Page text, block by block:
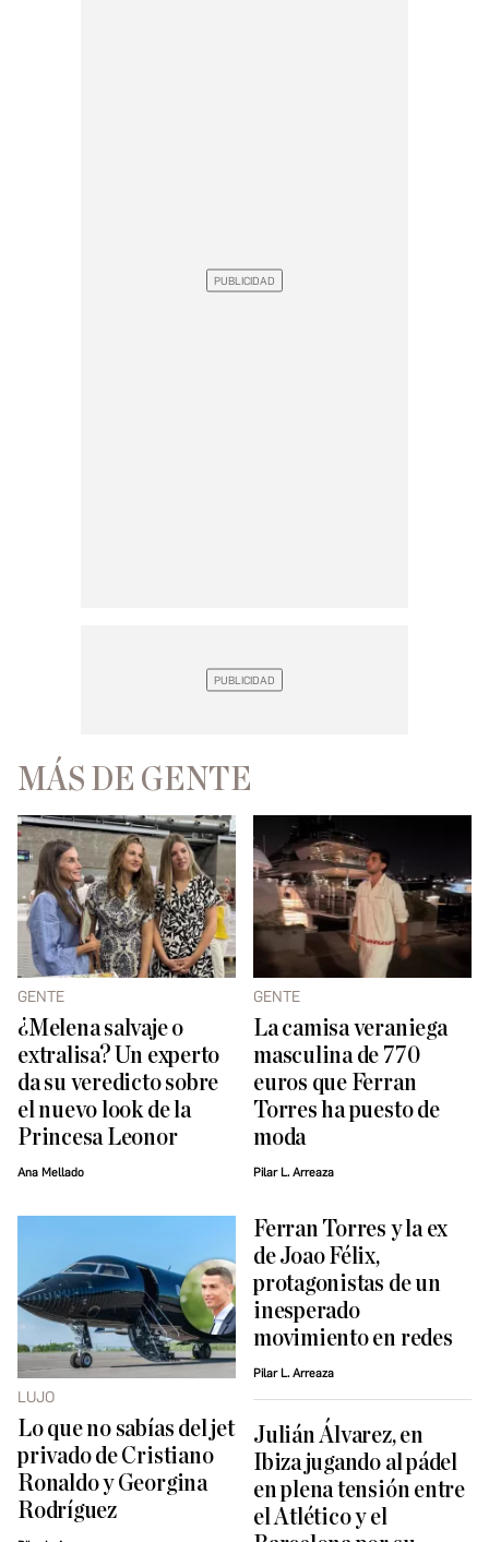
MÁS DE GENTE
GENTE
¿Melena salvaje o
extralisa? Un experto
da su veredicto sobre
el nuevo look de la
Princesa Leonor
Ana Mellado
GENTE
La camisa veraniega
masculina de 770
euros que Ferran
Torres ha puesto de
moda
Pilar L. Arreaza
LUJO
Lo que no sabías del jet
privado de Cristiano
Ronaldo y Georgina
Rodríguez
Ferran Torres y la ex
de Joao Félix,
protagonistas de un
inesperado
movimiento en redes
Pilar L. Arreaza
Julián Álvarez, en
Ibiza jugando al pádel
en plena tensión entre
el Atlético y el